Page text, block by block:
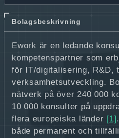
Bolagsbeskrivning
Ework är en ledande
kompetenspartner som
för IT/digitalisering, R&D,
verksamhetsutveckling.
nätverk på över 240 000
10 000 konsulter på
flera europeiska länder [1]
både permanent och